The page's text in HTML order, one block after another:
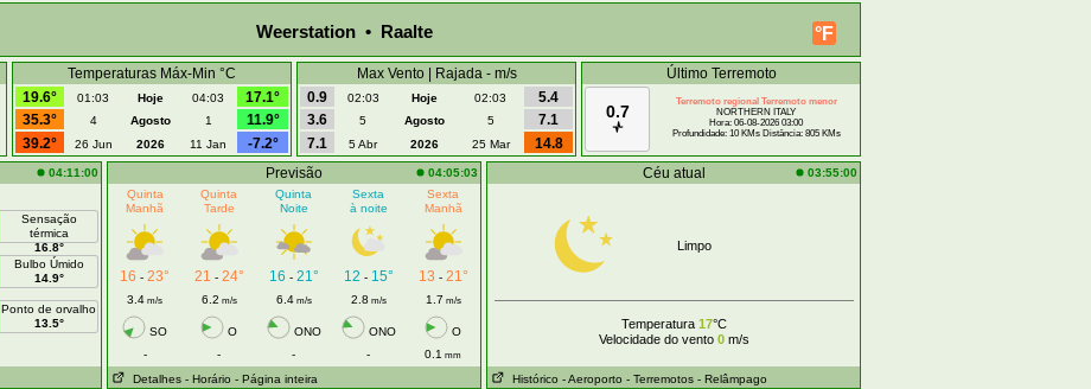
°F
Weerstation • Raalte
Temperaturas Máx-Min °C
19.6°
01:03 Hoje 04:03
17.1°
35.3°
4 Agosto 1
11.9°
39.2°
26 Jun 2026 11 Jan -7.2°
Max Vento | Rajada - m/s
0.9
02:03 Hoje 02:03
5.4
3.6
5 Agosto 5
7.1
7.1
5 Abr 2026 25 Mar 14.8
Último Terremoto
0.7
Terremoto regional Terremoto menor
NORTHERN ITALY
Hora: 06-08-2026 03:00
Profundidade: 10 KMs Distância: 805 KMs
04:11:00
Sensação
térmica
16.8°
Bulbo Úmido
14.9°
Ponto de orvalho
13.5°
Previsão
04:05:03
Quinta
Manhã
Quinta
Tarde
Quinta
Noite
Sexta
à noite
Sexta
Manhã
16 - 23° 21 - 24° 16 - 21° 12 - 15° 13 - 21°
3.4 m/s 6.2 m/s 6.4m/s 2.8 m/s 1.7 m/s
SO O ONO ONO
O
-
- - - 0.1 mm
Detalhes - Horário - Página inteira
Céu atual 03:55:00
Limpo
Temperatura 17°C
Velocidade do vento 0m/s
Histórico - Aeroporto - Terremotos - Relâmpago